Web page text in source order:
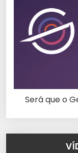
Será que o